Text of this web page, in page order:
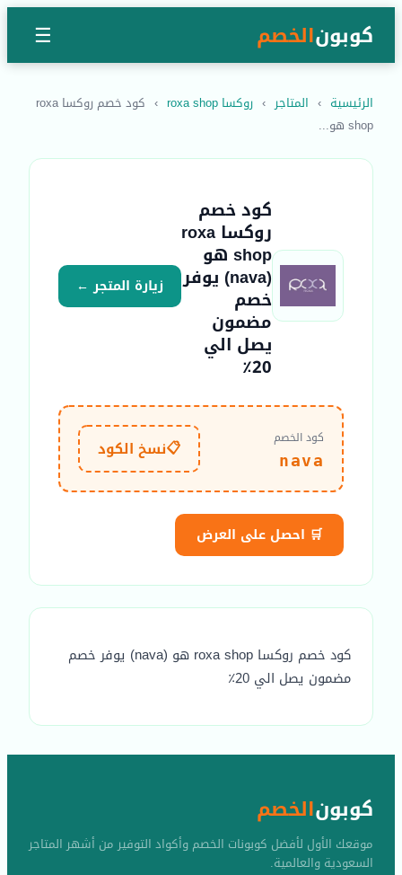
كوبونالخصم ☰
الرئيسية › المتاجر › روكسا roxa shop ›
كود خصم روكسا roxa
shop هو...
كود خصم
روكسا roxa
shop هو
(nava) يوفر
خصم
مضمون
يصل الي
20٪
زيارة المتجر ←
كود الخصم
nava
📋نسخ الكود
🛒 احصل على العرض
كود خصم روكسا roxa shop هو (nava) يوفر خصم
مضمون يصل الي 20٪
كوبونالخصم
موقعك الأول لأفضل كوبونات الخصم وأكواد التوفير من أشهر المتاجر
السعودية والعالمية.